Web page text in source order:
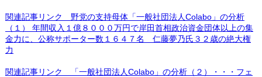
関連記事リンク 野党の支持母体「一般社団法人Colabo」の分析
（１） 年間収入１億８０００万円で岸田首相政治資金団体以上の集
金力に、公称サポーター数１６４７名 仁藤夢乃氏３２歳の絶大権
力
関連記事リンク 「一般社団法人Colabo」の分析（２）・・・フェ